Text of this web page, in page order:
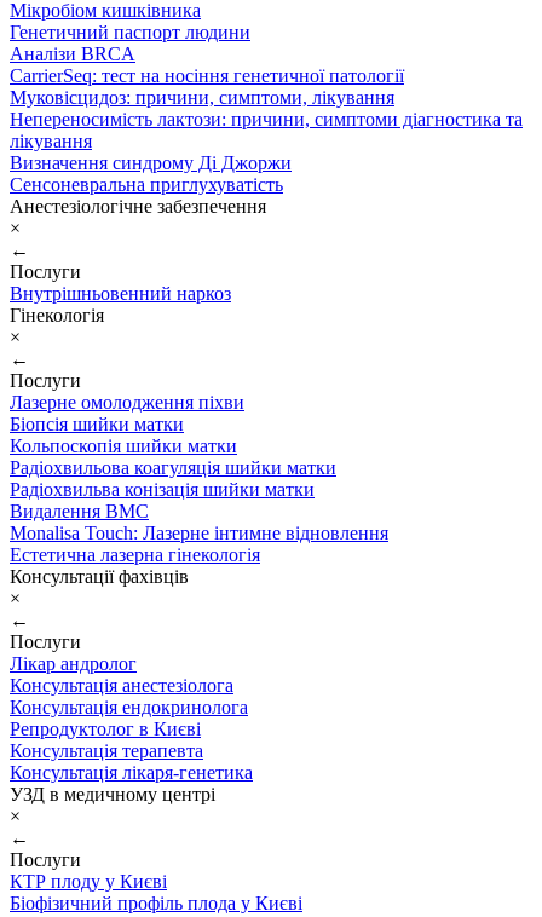
Мікробіом кишківника
Генетичний паспорт людини
Аналізи BRCA
CarrierSeq: тест на носіння генетичної патології
Муковісцидоз: причини, симптоми, лікування
Непереносимість лактози: причини, симптоми діагностика та
лікування
Визначення синдрому Ді Джоржи
Сенсоневральна приглухуватість
Анестезіологічне забезпечення
×
←
Послуги
Внутрішньовенний наркоз
Гінекологія
×
←
Послуги
Лазерне омолодження піхви
Біопсія шийки матки
Кольпоскопія шийки матки
Радіохвильова коагуляція шийки матки
Радіохвильва конізація шийки матки
Видалення ВМС
Monalisa Touch: Лазерне інтимне відновлення
Естетична лазерна гінекологія
Консультації фахівців
×
←
Послуги
Лікар андролог
Консультація анестезіолога
Консультація ендокринолога
Репродуктолог в Києві
Консультація терапевта
Консультація лікаря-генетика
УЗД в медичному центрі
×
←
Послуги
КТР плоду у Києві
Біофізичний профіль плода у Києві